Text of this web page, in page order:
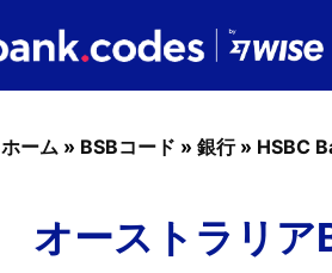
ホーム » BSBコード » 銀行» HSBC
オーストラリ